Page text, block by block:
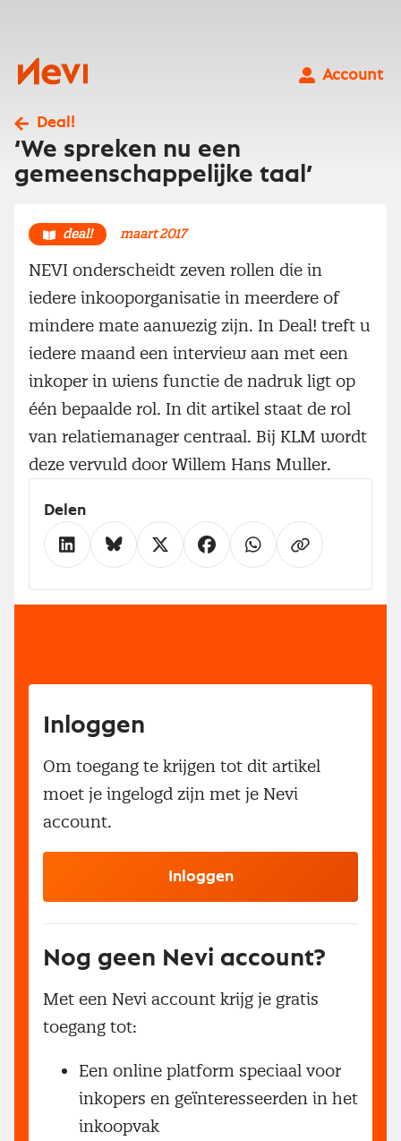
Nevi
Account
Deal!
‘We spreken nu een
gemeenschappelijke taal’
deal! maart 2017
NEVI onderscheidt zeven rollen die in
iedere inkooporganisatie in meerdere of
mindere mate aanwezig zijn. In Deal! treft u
iedere maand een interview aan met een
inkoper in wiens functie de nadruk ligt op
één bepaalde rol. In dit artikel staat de rol
van relatiemanager centraal. Bij KLM wordt
deze vervuld door Willem Hans Muller.
Delen
Inloggen
Om toegang te krijgen tot dit artikel
moet je ingelogd zijn met je Nevi
account.
Inloggen
Nog geen Nevi account?
Met een Nevi account krijg je gratis
toegang tot:
Een online platform speciaal voor
inkopers en geïnteresseerden in het
inkoopvak